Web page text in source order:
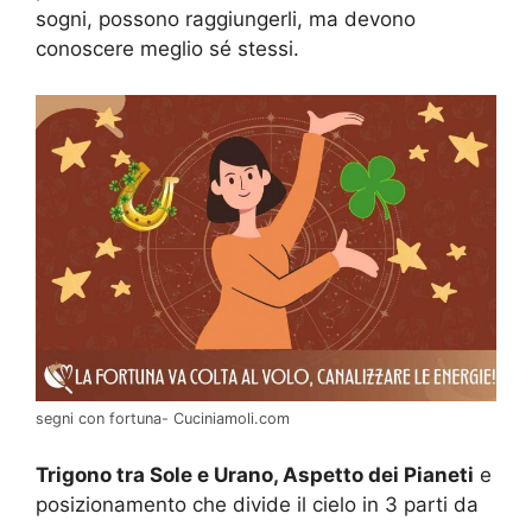
sogni, possono raggiungerli, ma devono
conoscere meglio sé stessi.
segni con fortuna- Cuciniamoli.com
Trigono tra Sole e Urano, Aspetto dei Pianeti e
posizionamento che divide il cielo in 3 parti da